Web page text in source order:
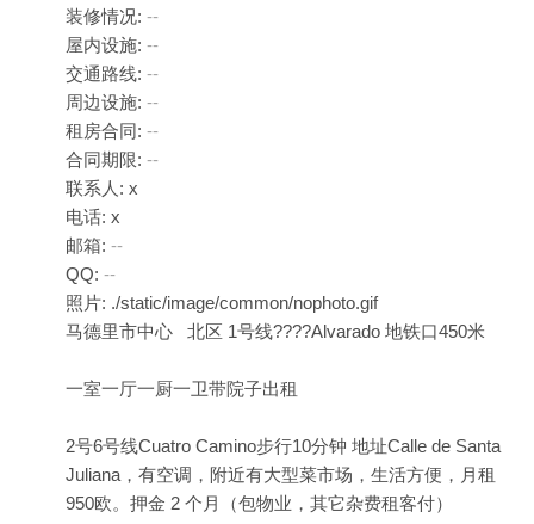
装修情况: --
屋内设施: --
交通路线: --
周边设施: --
租房合同: --
合同期限: --
联系人: x
电话: x
邮箱: --
QQ: --
照片: ./static/image/common/nophoto.gif
马德里市中心 北区 1号线????Alvarado 地铁口450米
一室一厅一厨一卫带院子出租
2号6号线Cuatro Camino步行10分钟 地址Calle de Santa
Juliana，有空调，附近有大型菜市场，生活方便，月租
950欧。押金 2 个月（包物业，其它杂费租客付）